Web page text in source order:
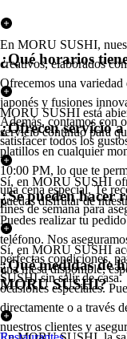
En MORU SUSHI,
creativos, elaborados
Ofrecemos una
japonés y fusiones
Además, contamos con
satisfacer todos los
¿Qué horarios
MORU SUSHI está
servicio continuo para
platillos en cualquier
10:00 PM, lo que te
una cena especial. Te
fines de semana para
¿Ofrecen servicio
Sí, en MORU SUSHI
puedas disfrutar de
Puedes realizar tu
teléfono. Nos
perfectas condiciones,
SUSHI sin salir de casa.
¿Se pueden hacer
Sí, en MORU SUSHI
una mesa disponible,
ocasiones especiales.
directamente o a través
nuestros clientes y
¿Qué medidas de
MORU SUSHI?